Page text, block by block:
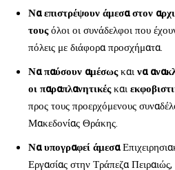
Να επιστρέψουν άμεσα στον
τουςόλοι οι συνάδελφοι που
πόλεις με διάφορα προσχήματα.
Να παύσουν αμέσωςκαινα
οιπαραπλανητικέςκαι
προς τους προερχόμενους
Μακεδονίας Θράκης.
Να υπογραφεί άμεσα
Εργασίας στην Τράπεζα